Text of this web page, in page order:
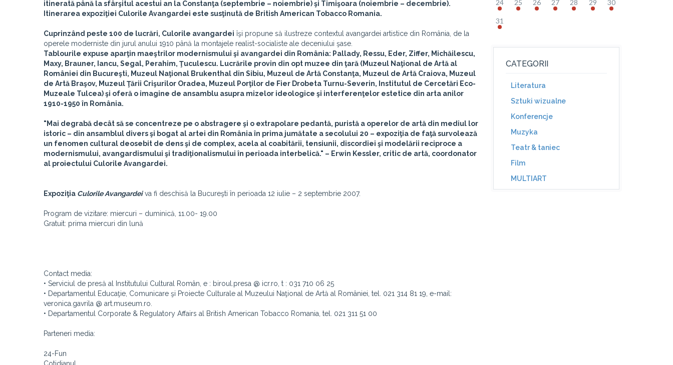
itinerată până la sfârşitul acestui an la Constanţa (septembrie – noiembrie) şi Timişoara (noiembrie – decembrie).
Itinerarea expoziţiei Culorile Avangardei este susţinută de British American Tobacco Romania.
Cuprinzând peste 100 de lucrări, Culorile avangardei îşi propune să ilustreze contextul avangardei artistice din România, de la
operele moderniste din jurul anului 1910 până la montajele realist-socialiste ale deceniului şase.
Tablourile expuse aparţin maeştrilor modernismului şi avangardei din România: Pallady, Ressu, Eder, Ziffer, Michăilescu,
Maxy, Brauner, Iancu, Segal, Perahim, Ţuculescu. Lucrările provin din opt muzee din ţară (Muzeul Naţional de Artă al
României din Bucureşti, Muzeul Naţional Brukenthal din Sibiu, Muzeul de Artă Constanţa, Muzeul de Artă Craiova, Muzeul
de Artă Braşov, Muzeul Ţării Crişurilor Oradea, Muzeul Porţilor de Fier Drobeta Turnu-Severin, Institutul de Cercetări Eco-
Muzeale Tulcea) şi oferă o imagine de ansamblu asupra mizelor ideologice şi interferenţelor estetice din arta anilor
1910-1950 în România.
"Mai degrabă decât să se concentreze pe o abstragere şi o extrapolare pedantă, puristă a operelor de artă din mediul lor
istoric – din ansamblul divers şi bogat al artei din România în prima jumătate a secolului 20 – expoziţia de faţă survolează
un fenomen cultural deosebit de dens şi de complex, acela al coabitării, tensiunii, discordiei şi modelării reciproce a
modernismului, avangardismului şi tradiţionalismului în perioada interbelică." – Erwin Kessler, critic de artă, coordonator
al proiectului Culorile Avangardei.
Expoziţia Culorile Avangardeiva fi deschisă la Bucureşti în perioada 12 iulie – 2 septembrie 2007.
Program de vizitare: miercuri – duminică, 11.00- 19.00
Gratuit: prima miercuri din lună
Contact media:
• Serviciul de presă al Institutului Cultural Român, e : biroul.presa @ icr.ro, t : 031 710 06 25
• Departamentul Educaţie, Comunicare şi Proiecte Culturale al Muzeului Naţional de Artă al României, tel. 021 314 81 19, e-mail:
veronica.gavrila @ art.museum.ro.
• Departamentul Corporate & Regulatory Affairs al British American Tobacco Romania, tel. 021 311 51 00
Parteneri media:
24-Fun
24 25 26 27 28 29 30
31
CATEGORII
Literatura
Sztuki wizualne
Konferencje
Muzyka
Teatr & taniec
Film
MULTIART